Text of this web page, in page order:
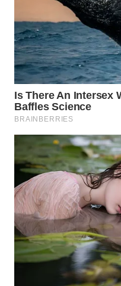
WN
DAIRI
WN
DANAU
TOBA
WN
WN
LANGKAT
WN
TAPANULI
SELATAN